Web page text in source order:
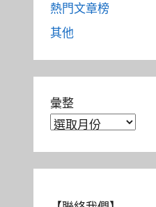
熱門文章榜
其他
彙整